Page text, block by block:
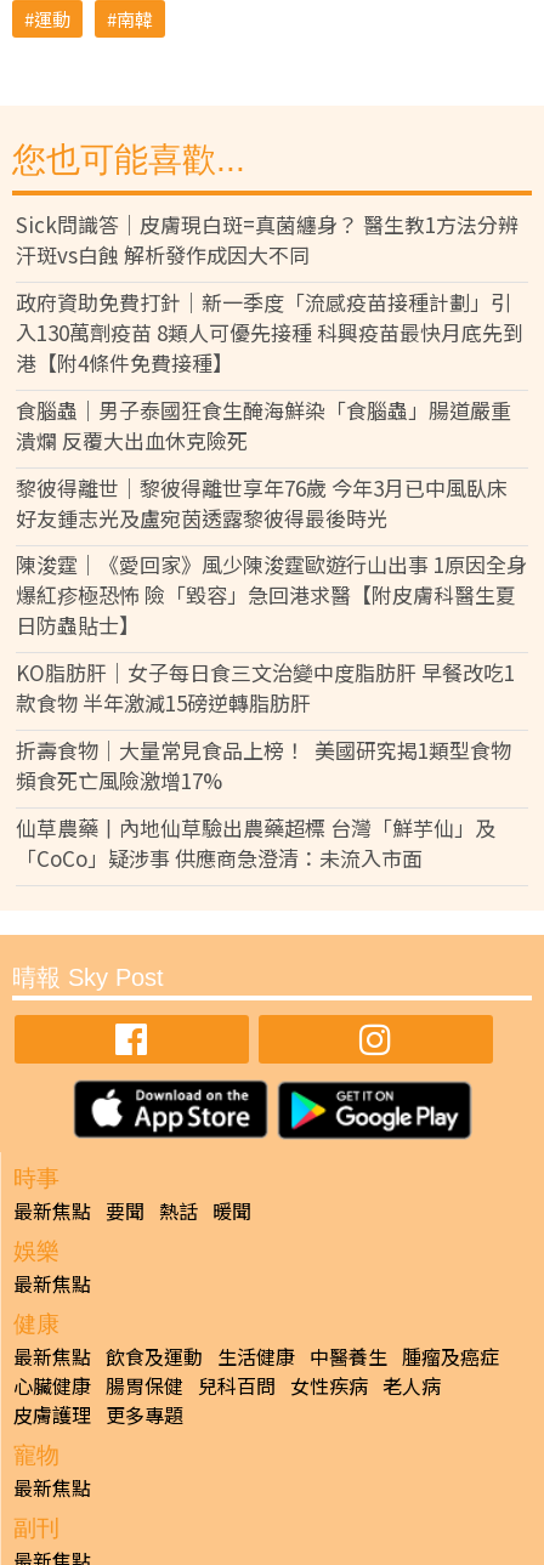
運動
南韓
您也可能喜歡...
Sick問識答｜皮膚現白斑=真菌纏身？ 醫生教1方法分辨
汗斑vs白蝕 解析發作成因大不同
政府資助免費打針｜新一季度「流感疫苗接種計劃」引
入130萬劑疫苗 8類人可優先接種 科興疫苗最快月底先到
港【附4條件免費接種】
食腦蟲｜男子泰國狂食生醃海鮮染「食腦蟲」腸道嚴重
潰爛 反覆大出血休克險死
黎彼得離世｜黎彼得離世享年76歲 今年3月已中風臥床
好友鍾志光及盧宛茵透露黎彼得最後時光
陳浚霆｜《愛回家》風少陳浚霆歐遊行山出事 1原因全身
爆紅疹極恐怖 險「毀容」急回港求醫【附皮膚科醫生夏
日防蟲貼士】
KO脂肪肝｜女子每日食三文治變中度脂肪肝 早餐改吃1
款食物 半年激減15磅逆轉脂肪肝
折壽食物｜大量常見食品上榜！ 美國研究揭1類型食物
頻食死亡風險激增17%
仙草農藥丨內地仙草驗出農藥超標 台灣「鮮芋仙」及
「CoCo」疑涉事 供應商急澄清：未流入市面
晴報 Sky Post
時事
最新焦點 要聞 熱話 暖聞
娛樂
最新焦點
健康
最新焦點 飲食及運動 生活健康 中醫養生 腫瘤及癌症
心臟健康 腸胃保健 兒科百問 女性疾病 老人病
皮膚護理 更多專題
寵物
最新焦點
副刊